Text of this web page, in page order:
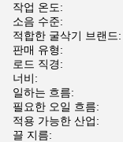
작업 온도:
소음 수준:
적합한 굴삭기 브랜드:
판매 유형:
로드 직경:
너비:
일하는 흐름:
필요한 오일 흐름:
적용 가능한 산업:
끌 지름: